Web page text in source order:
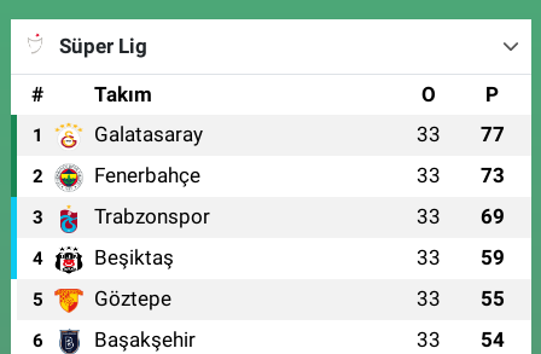
Süper Lig
#
Takım O P
1 Galatasaray 33 77
2 Fenerbahçe 33 73
3 Trabzonspor 33 69
4 Beşiktaş 33 59
5 Göztepe 33 55
6 Başakşehir 33 54